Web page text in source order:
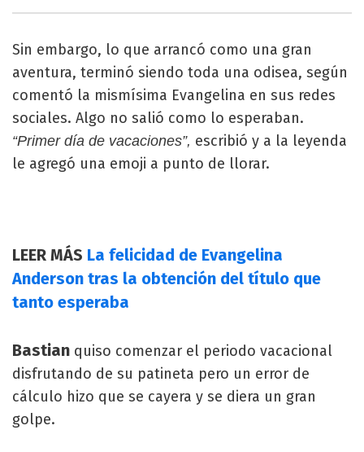
Sin embargo, lo que arrancó como una gran
aventura, terminó siendo toda una odisea, según
comentó la mismísima Evangelina en sus redes
sociales. Algo no salió como lo esperaban.
“Primer día de vacaciones”, escribió y a la leyenda
le agregó una emoji a punto de llorar.
LEER MÁS La felicidad de Evangelina
Anderson tras la obtención del título que
tanto esperaba
Bastian quiso comenzar el periodo vacacional
disfrutando de su patineta pero un error de
cálculo hizo que se cayera y se diera un gran
golpe.